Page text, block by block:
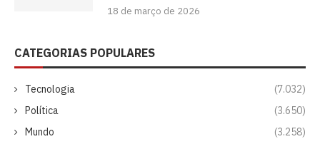
18 de março de 2026
CATEGORIAS POPULARES
Tecnologia
(7.032)
Política
(3.650)
Mundo
(3.258)